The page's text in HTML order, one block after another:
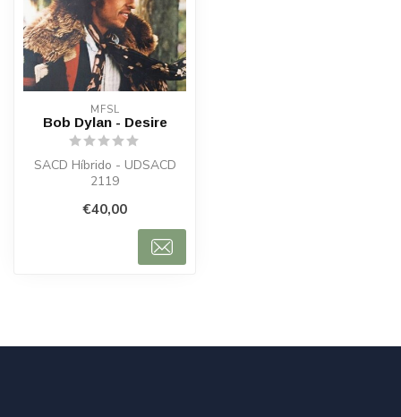
MFSL
Bob Dylan - Desire
SACD Híbrido - UDSACD
2119
€40,00